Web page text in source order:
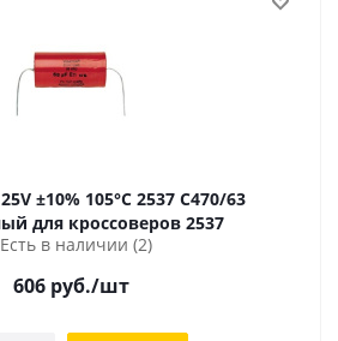
неполярный для кроссоверов 2537
Есть в наличии (2)
606руб./шт